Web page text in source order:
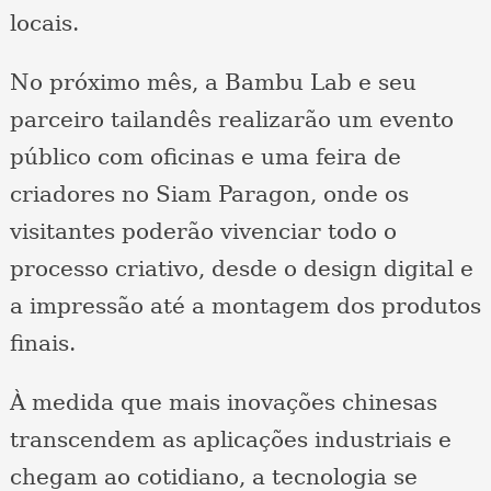
locais.
No próximo mês, a Bambu Lab e seu
parceiro tailandês realizarão um evento
público com oficinas e uma feira de
criadores no Siam Paragon, onde os
visitantes poderão vivenciar todo o
processo criativo, desde o design digital e
a impressão até a montagem dos produtos
finais.
À medida que mais inovações chinesas
transcendem as aplicações industriais e
chegam ao cotidiano, a tecnologia se